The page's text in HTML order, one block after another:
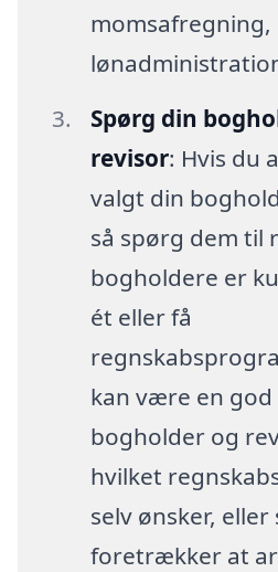
momsafregning,
Spørg din
revisor: Hvis du
valgt din
så spørg dem til
bogholdere er
ét eller få
kan være en
bogholder og
hvilket
selv ønsker, eller
foretrækker at